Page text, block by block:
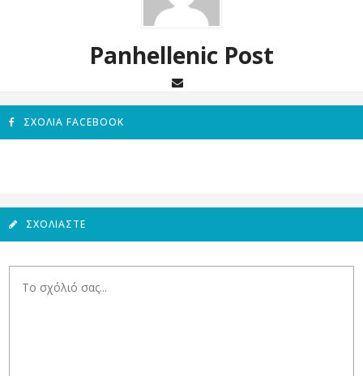
Panhellenic Post
ΣΧΌΛΙΑ FACEBOOK
ΣΧΟΛΙΆΣΤΕ